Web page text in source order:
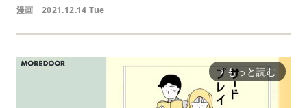
漫画 2021.12.14 Tue
arrow_forward_ios もっと読む